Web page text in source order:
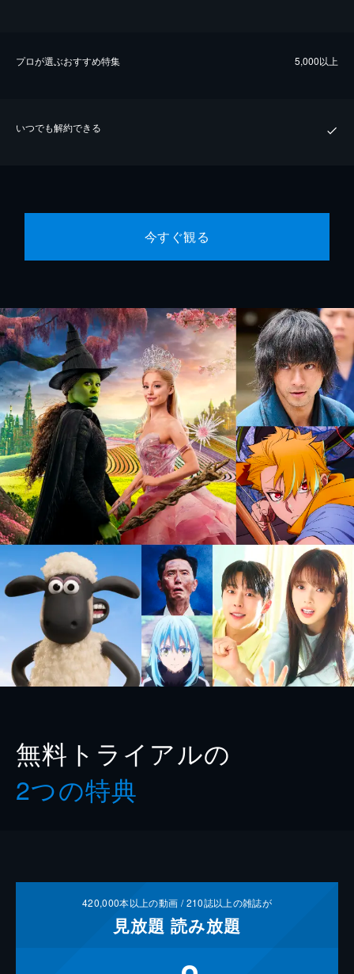
プロが選ぶおすすめ特集 5,000以上
いつでも解約できる
今すぐ観る
無料トライアルの
2つの特典
420,000本以上の動画 /210誌以上の雑誌が
見放題 読み放題